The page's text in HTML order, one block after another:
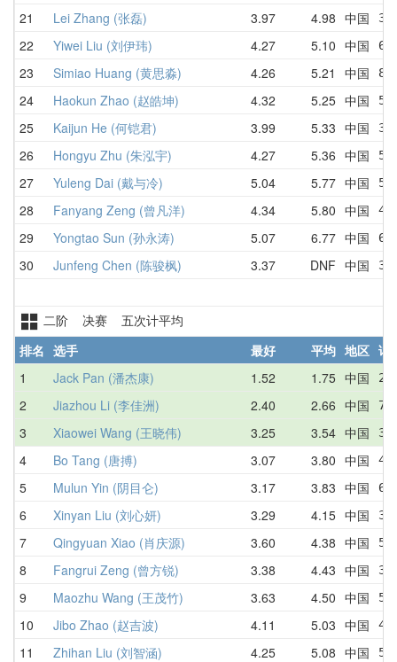
21 Lei Zhang (张磊) 3.97 4.98 中国
22 Yiwei Liu (刘伊玮) 4.27 5.10 中国
23 Simiao Huang (黄思淼) 4.26 5.21 中国
24 Haokun Zhao (赵皓坤) 4.32 5.25 中国
25 Kaijun He (何铠君) 3.99 5.33 中国
26 Hongyu Zhu (朱泓宇) 4.27 5.36 中国
27 Yuleng Dai (戴与冷) 5.04 5.77 中国
28 Fanyang Zeng (曾凡洋) 4.34 5.80 中国
29 Yongtao Sun (孙永涛) 5.07 6.77 中国
30 Junfeng Chen (陈骏枫) 3.37 DNF 中国
二阶 决赛 五次计平均
排名 选手 最好 平均 地区 详
1
Jack Pan (潘杰康) 1.52 1.75 中国
2 Jiazhou Li (李佳洲) 2.40 2.66 中国
3 Xiaowei Wang (王晓伟) 3.25 3.54 中国
4 Bo Tang (唐搏) 3.07 3.80 中国
5 Mulun Yin (阴目仑) 3.17 3.83 中国
6 Xinyan Liu (刘心妍) 3.29 4.15 中国
7 Qingyuan Xiao (肖庆源) 3.60 4.38 中国
8 Fangrui Zeng (曾方锐) 3.38 4.43 中国
9 Maozhu Wang (王茂竹) 3.63 4.50 中国
10 Jibo Zhao (赵吉波) 4.11 5.03 中国
11 Zhihan Liu (刘智涵) 4.25 5.08 中国